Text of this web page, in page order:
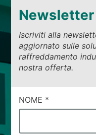
Newsletter
Iscriviti alla
aggiornato sulle
raffreddamento
nostra offerta.
CAMPI
DI
#41
NOME *